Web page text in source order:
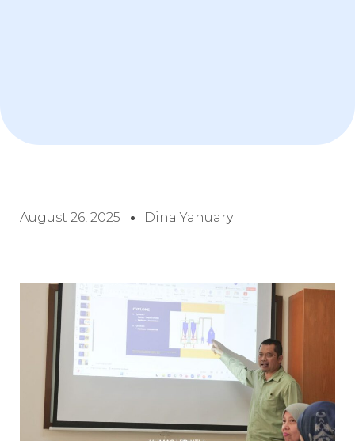
August 26, 2025 Dina Yanuary